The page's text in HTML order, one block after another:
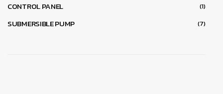
CONTROL PANEL (1)
SUBMERSIBLE PUMP (7)